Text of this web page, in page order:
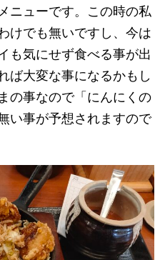
ニューです。この時の私
けでも無いですし、今は
も気にせず食べる事が出
ば大変な事になるかもし
の事なので「にんにくの
い事が予想されますので